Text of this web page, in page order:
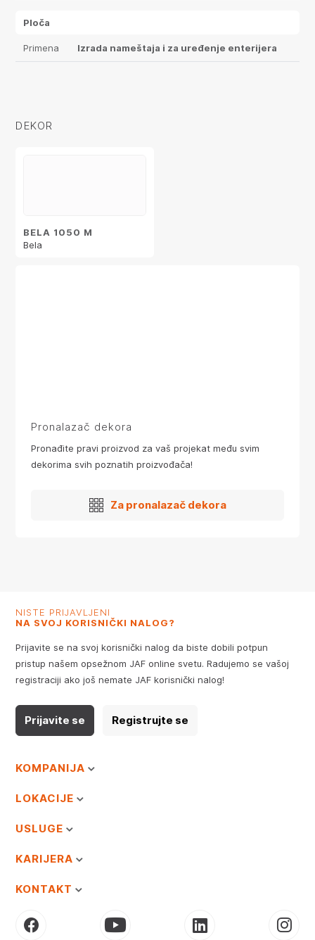
Ploča
Primena Izrada nameštaja i za uređenje enterijera
DEKOR
BELA 1050 M
Bela
Pronalazač dekora
Pronađite pravi proizvod za vaš projekat među svim
dekorima svih poznatih proizvođača!
Za pronalazač dekora
NISTE PRIJAVLJENI
NA SVOJ KORISNIČKI NALOG?
Prijavite se na svoj korisnički nalog da biste dobili potpun
pristup našem opsežnom JAF online svetu. Radujemo se vašoj
registraciji ako još nemate JAF korisnički nalog!
Prijavite se Registrujte se
KOMPANIJA
LOKACIJE
USLUGE
KARIJERA
KONTAKT